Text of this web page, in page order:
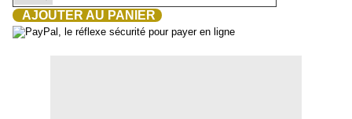
AJOUTER AU PANIER